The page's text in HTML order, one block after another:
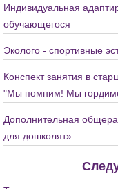
Индивидуальная
обучающегося
Эколого - спортивные
Конспект занятия в
"Мы помним! Мы
Дополнительная
для дошколят»